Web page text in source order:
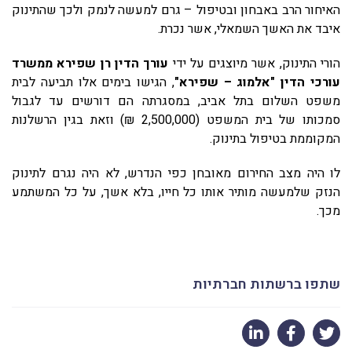
האיחור הרב באבחון ובטיפול – גרם למעשה לנמק ולכך שהתינוק
איבד את האשך השמאלי, אשר נכרת.
הורי התינוק, אשר מיוצגים על ידי עורך הדין רן שפירא ממשרד
עורכי הדין "אלמוג – שפירא", הגישו בימים אלו תביעה לבית
משפט השלום בתל אביב, במסגרתה הם דורשים עד לגבול
סמכותו של בית המשפט (2,500,000 ₪) וזאת בגין הרשלנות
המקוממת בטיפול בתינוק.
לו היה מצב החירום מאובחן כפי הנדרש, לא היה נגרם לתינוק
הנזק שלמעשה מותיר אותו כל חייו, בלא אשך, על כל המשתמע
מכך.
שתפו ברשתות חברתיות